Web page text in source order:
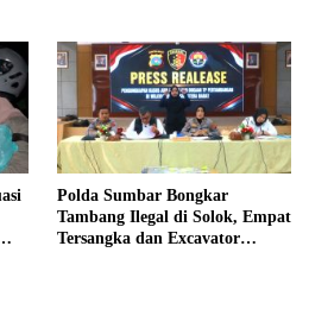
Polda Sumbar Bongkar
Tambang Ilegal di Solok, Empat
Tersangka dan Excavator